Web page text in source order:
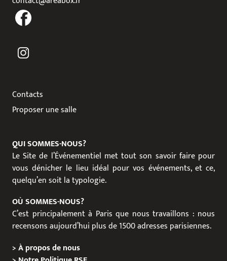
Contacts
Proposer une salle
QUI SOMMES-NOUS?
Le Site de l’Événementiel met tout son savoir faire pour
vous dénicher le lieu idéal pour vos événements, et ce,
quelqu’en soit la typologie.
OÙ SOMMES-NOUS?
C’est principalement à Paris que nous travaillons : nous
recensons aujourd’hui plus de 1500 adresses parisiennes.
>À propos de nous